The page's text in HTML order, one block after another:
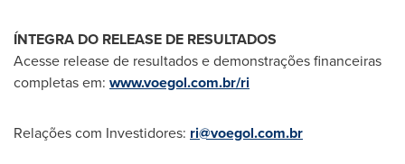
ÍNTEGRA DO RELEASE DE RESULTADOS
Acesse release de resultados e demonstrações financeiras
completas em: www.voegol.com.br/ri
Relações com Investidores: ri@voegol.com.br